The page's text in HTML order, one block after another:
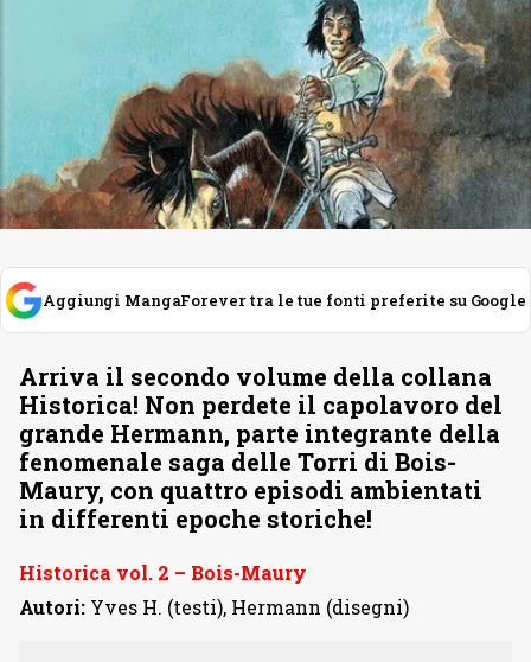
Aggiungi MangaForever tra le tue fonti preferite su Google
Arriva il secondo volume della collana
Historica! Non perdete il capolavoro del
grande Hermann, parte integrante della
fenomenale saga delle Torri di Bois-
Maury, con quattro episodi ambientati
in differenti epoche storiche!
Historica vol. 2 – Bois-Maury
Autori: Yves H. (testi), Hermann (disegni)